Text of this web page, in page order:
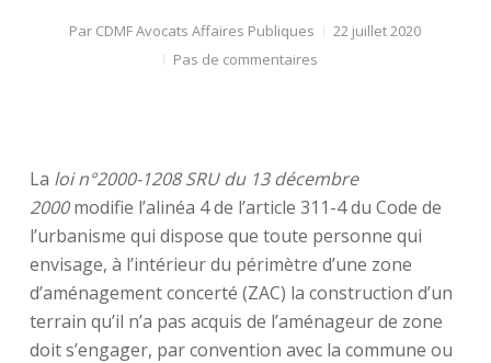
Par CDMF Avocats Affaires Publiques
22 juillet 2020
Pas de commentaires
La loi n°2000-1208 SRU du 13 décembre
2000modifie l’alinéa 4 de l’article 311-4 du Code de
l’urbanisme qui dispose que toute personne qui
envisage, à l’intérieur du périmètre d’une zone
d’aménagement concerté (ZAC) la construction d’un
terrain qu’il n’a pas acquis de l’aménageur de zone
doit s’engager, par convention avec la commune ou